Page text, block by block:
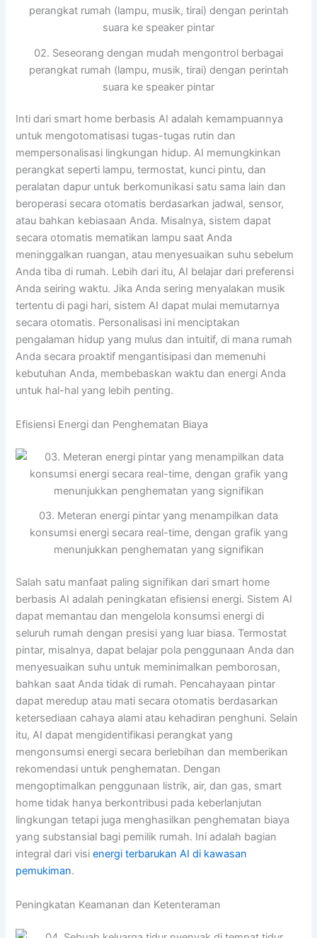
02. Seseorang dengan mudah mengontrol berbagai
perangkat rumah (lampu, musik, tirai) dengan perintah
suara ke speaker pintar
Inti dari smart home berbasis AI adalah kemampuannya
untuk mengotomatisasi tugas-tugas rutin dan
mempersonalisasi lingkungan hidup. AI memungkinkan
perangkat seperti lampu, termostat, kunci pintu, dan
peralatan dapur untuk berkomunikasi satu sama lain dan
beroperasi secara otomatis berdasarkan jadwal, sensor,
atau bahkan kebiasaan Anda. Misalnya, sistem dapat
secara otomatis mematikan lampu saat Anda
meninggalkan ruangan, atau menyesuaikan suhu sebelum
Anda tiba di rumah. Lebih dari itu, AI belajar dari preferensi
Anda seiring waktu. Jika Anda sering menyalakan musik
tertentu di pagi hari, sistem AI dapat mulai memutarnya
secara otomatis. Personalisasi ini menciptakan
pengalaman hidup yang mulus dan intuitif, di mana rumah
Anda secara proaktif mengantisipasi dan memenuhi
kebutuhan Anda, membebaskan waktu dan energi Anda
untuk hal-hal yang lebih penting.
Efisiensi Energi dan Penghematan Biaya
03. Meteran energi pintar yang menampilkan data
konsumsi energi secara real-time, dengan grafik yang
menunjukkan penghematan yang signifikan
Salah satu manfaat paling signifikan dari smart home
berbasis AI adalah peningkatan efisiensi energi. Sistem AI
dapat memantau dan mengelola konsumsi energi di
seluruh rumah dengan presisi yang luar biasa. Termostat
pintar, misalnya, dapat belajar pola penggunaan Anda dan
menyesuaikan suhu untuk meminimalkan pemborosan,
bahkan saat Anda tidak di rumah. Pencahayaan pintar
dapat meredup atau mati secara otomatis berdasarkan
ketersediaan cahaya alami atau kehadiran penghuni. Selain
itu, AI dapat mengidentifikasi perangkat yang
mengonsumsi energi secara berlebihan dan memberikan
rekomendasi untuk penghematan. Dengan
mengoptimalkan penggunaan listrik, air, dan gas, smart
home tidak hanya berkontribusi pada keberlanjutan
lingkungan tetapi juga menghasilkan penghematan biaya
yang substansial bagi pemilik rumah. Ini adalah bagian
integral dari visienergi terbarukan AI di kawasan
pemukiman.
Peningkatan Keamanan dan Ketenteraman